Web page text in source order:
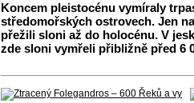
Koncem pleistocénu vymíraly
středomořských ostrovech. Jen
přežili sloni až do holocénu. V
zde sloni vymřeli přibližně před 6